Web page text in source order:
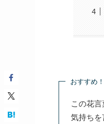
おすすめ！
この花言
気持ちを